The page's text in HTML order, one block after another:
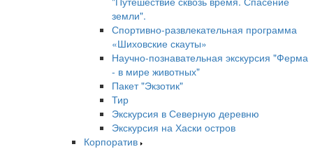
земли".
Спортивно-развлекательная программа
«Шиховские скауты»
Научно-познавательная экскурсия "Ферма
- в мире животных"
Пакет "Экзотик"
Тир
Экскурсия в Северную деревню
Экскурсия на Хаски остров
Корпоратив